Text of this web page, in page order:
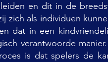
en dit in de
zich als individuen
dat in een
verantwoorde
is dat spelers de